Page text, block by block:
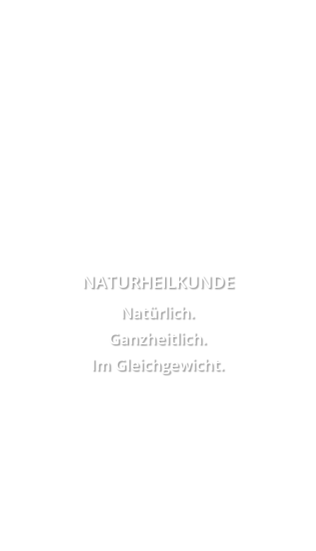
NATURHEILKUNDE
Natürlich.
Ganzheitlich.
Im Gleichgewicht.